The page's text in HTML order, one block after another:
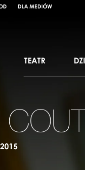
DLA MEDIÓW
TEATR